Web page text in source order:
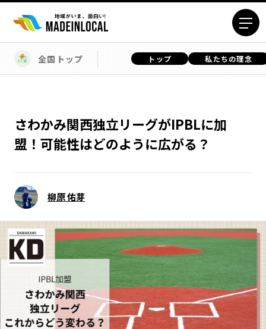
エリアから探す
宮城エリア
秋田エリア
山形エリア
福島エリア
茨城エリア
栃木エリア
群馬エリア
埼玉エリア
東京23区エリア
神奈川エリア
新潟エリア
富山エリア
石川エリア
福井エリア
山梨エリア
長野エリア
岐阜エリア
静岡エリア
愛知エリア
三重エリア
滋賀エリア
全国トップ トップ 私たちの理念
さわかみ関西独立リーグがIPBLに加
盟！可能性はどのように広がる？
柳原 佑芽